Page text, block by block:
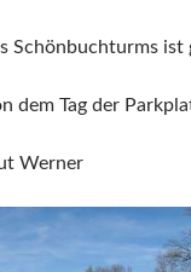
Schönbuchturms ist
dem Tag der
Werner